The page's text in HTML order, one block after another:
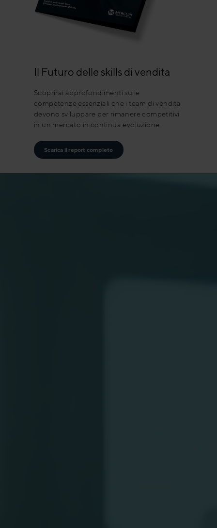
Il Futuro delle skills di vendita
Scoprirai approfondimenti sulle
competenze essenziali che i team di vendita
devono sviluppare per rimanere competitivi
in un mercato in continua evoluzione.
Scarica il report completo